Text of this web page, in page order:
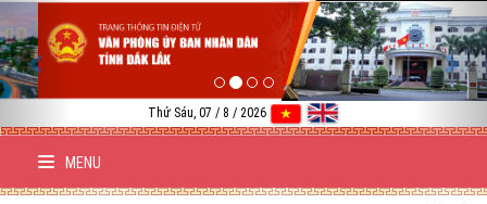
Previous
Thứ Sáu, 07 / 8 / 2026
MENU